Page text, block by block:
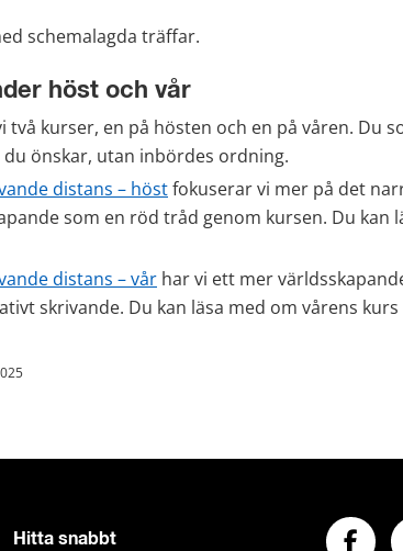
schemalagda träffar.
höst och vår
två kurser, en på hösten och en på våren. Du
önskar, utan inbördes ordning.
distans – höst fokuserar vi mer på det
som en röd tråd genom kursen. Du kan
distans – vår har vi ett mer
skrivande. Du kan läsa med om vårens kurs
Hitta snabbt